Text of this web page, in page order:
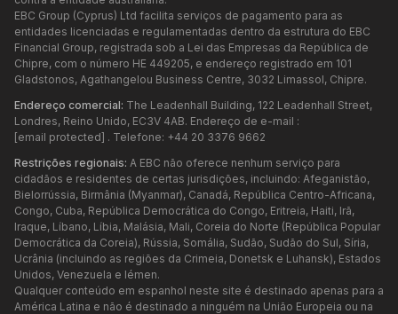
EBC Group (Cyprus) Ltd facilita serviços de pagamento para as
entidades licenciadas e regulamentadas dentro da estrutura do EBC
Financial Group, registrada sob a Lei das Empresas da República de
Chipre, com o número HE 449205, e endereço registrado em 101
Gladstonos, Agathangelou Business Centre, 3032 Limassol, Chipre.
Endereço comercial: The Leadenhall Building, 122 Leadenhall Street,
Londres, Reino Unido, EC3V 4AB. Endereço de e-mail :
[email protected] . Telefone: +44 20 3376 9662
Restrições regionais: A EBC não oferece nenhum serviço para
cidadãos e residentes de certas jurisdições, incluindo: Afeganistão,
Bielorrússia, Birmânia (Myanmar), Canadá, República Centro-Africana,
Congo, Cuba, República Democrática do Congo, Eritreia, Haiti, Irã,
Iraque, Líbano, Líbia, Malásia, Mali, Coreia do Norte (República Popular
Democrática da Coreia), Rússia, Somália, Sudão, Sudão do Sul, Síria,
Ucrânia (incluindo as regiões da Crimeia, Donetsk e Luhansk), Estados
Unidos, Venezuela e Iémen.
Qualquer conteúdo em espanhol neste site é destinado apenas para a
América Latina e não é destinado a ninguém na União Europeia ou na